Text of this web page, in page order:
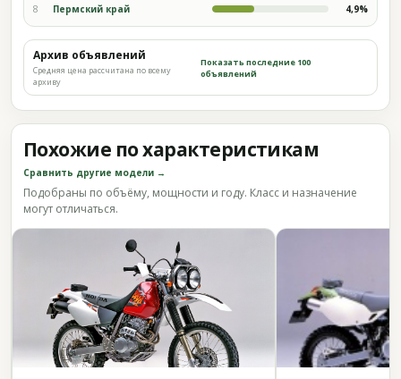
8 Пермский край 4,9%
Архив объявлений
Средняя цена рассчитана по всему
архиву
Показать последние 100
объявлений
Похожие по характеристикам
Сравнить другие модели →
Подобраны по объёму, мощности и году. Класс и назначение
могут отличаться.